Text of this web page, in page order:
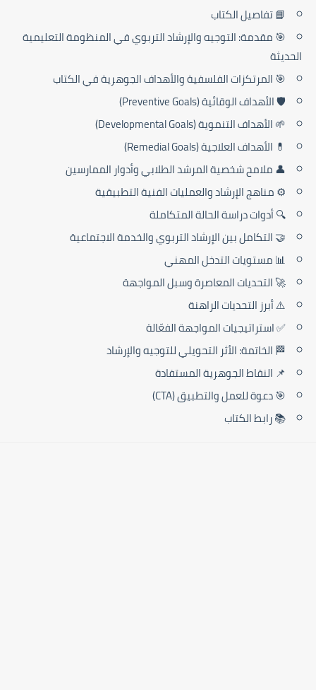
📘 تفاصيل الكتاب
🎯 مقدمة: التوجيه والإرشاد التربوي في المنظومة التعليمية
الحديثة
🎯 المرتكزات الفلسفية والأهداف الجوهرية في الكتاب
🛡️ الأهداف الوقائية (Preventive Goals)
🌱 الأهداف التنموية (Developmental Goals)
💊 الأهداف العلاجية (Remedial Goals)
👤 ملامح شخصية المرشد الطلابي وأدوار الممارسين
⚙️ مناهج الإرشاد والعمليات الفنية التطبيقية
🔍 أدوات دراسة الحالة المتكاملة
🤝 التكامل بين الإرشاد التربوي والخدمة الاجتماعية
📊 مستويات التدخل المهني
🚀 التحديات المعاصرة وسبل المواجهة
⚠️ أبرز التحديات الراهنة
✅ استراتيجيات المواجهة الفعّالة
🏁 الخاتمة: الأثر التحويلي للتوجيه والإرشاد
📌 النقاط الجوهرية المستفادة
🎯 دعوة للعمل والتطبيق (CTA)
📚 رابط الكتاب